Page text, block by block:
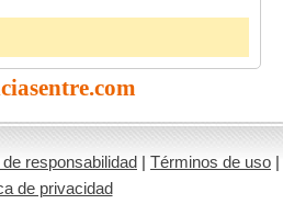
responsabilidad | Términos de uso |
de privacidad